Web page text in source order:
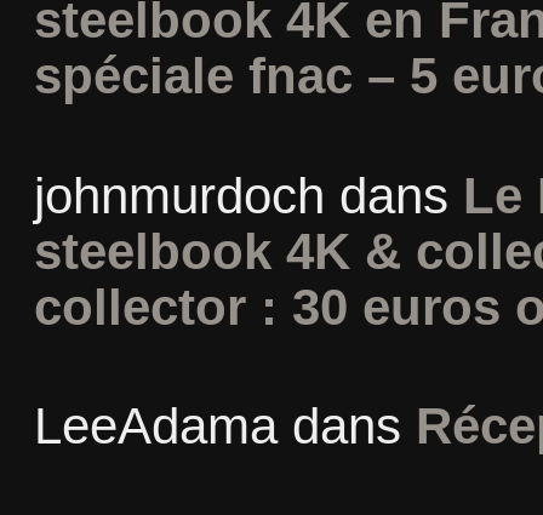
steelbook 4K en
spéciale fnac – 5
johnmurdoch dans Le
steelbook 4K &
collector : 30 euros
LeeAdamadans